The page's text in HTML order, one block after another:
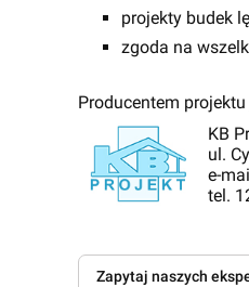
projekty budek
zgoda na
Producentem projektu
KB
ul.
e-
tel.
Zapytaj naszych